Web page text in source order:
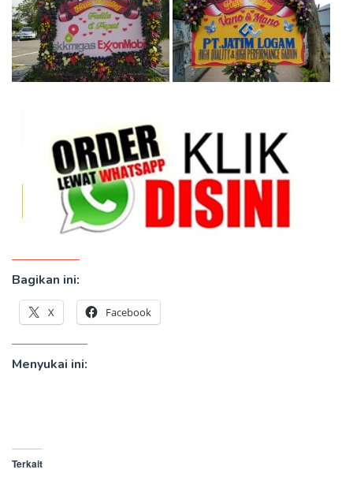
Bagikan ini:
X Facebook
Menyukai ini:
Terkait